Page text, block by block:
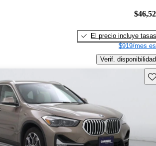
El precio incluye tasas
$919/mes
Verif. disponibilidad